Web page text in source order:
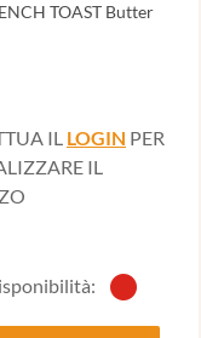
TOAST Butter
IL LOGIN PER
IL